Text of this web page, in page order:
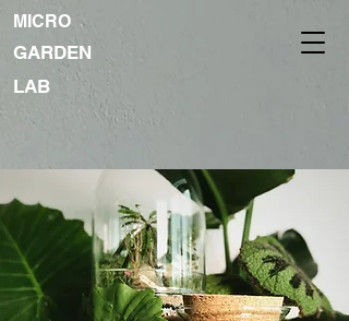
MICRO
GARDEN
LAB